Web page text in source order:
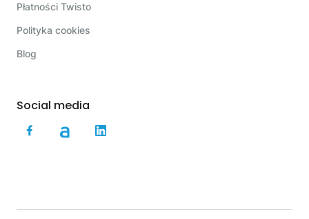
Płatności Twisto
Polityka cookies
Blog
Social media